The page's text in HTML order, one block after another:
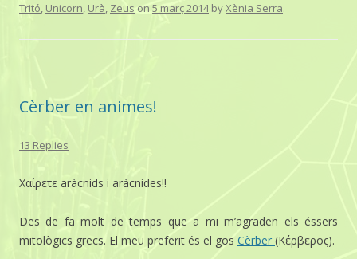
Tritó, Unicorn, Urà, Zeus on 5 març 2014byXènia Serra.
Cèrber en animes!
13 Replies
Χαίρετε aràcnids i aràcnides!!
Des de fa molt de temps que a mi m’agraden els éssers
mitològics grecs. El meu preferit és el gos Cèrber (Κέρβερος).